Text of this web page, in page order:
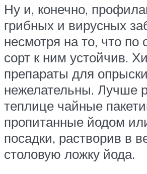
Ну и, конечно,
грибных и вирусных
несмотря на то, что по
сорт к ним устойчив.
препараты для
нежелательны. Лучше
теплице чайные
пропитанные йодом
посадки, растворив в
столовую ложку йода.